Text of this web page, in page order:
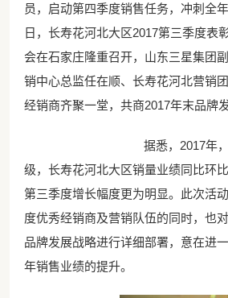
员，启动第四季度销售任务，冲刺全
日，长寿花河北大区2017第三季度表
会在石家庄隆重召开，山东三星集团
销中心总监任在顺、长寿花河北营销
经销商齐聚一堂，共商2017年末品牌
据悉，2017年，
级，长寿花河北大区销量业绩同比环
第三季度增长幅度更为明显。此次活
度优秀经销商及营销队伍的同时，也
品牌发展战略进行详细部署，意在进
年销售业绩的提升。